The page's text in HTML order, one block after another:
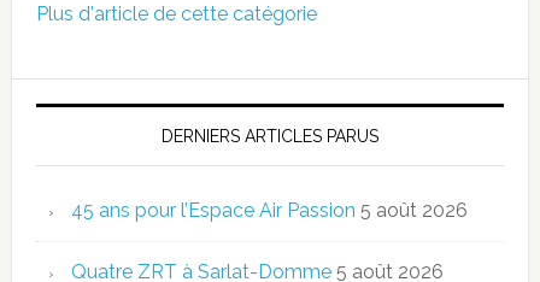
Plus d'article de cette catégorie
DERNIERS ARTICLES PARUS
45 ans pour l’Espace Air Passion 5 août 2026
Quatre ZRT à Sarlat-Domme 5 août 2026